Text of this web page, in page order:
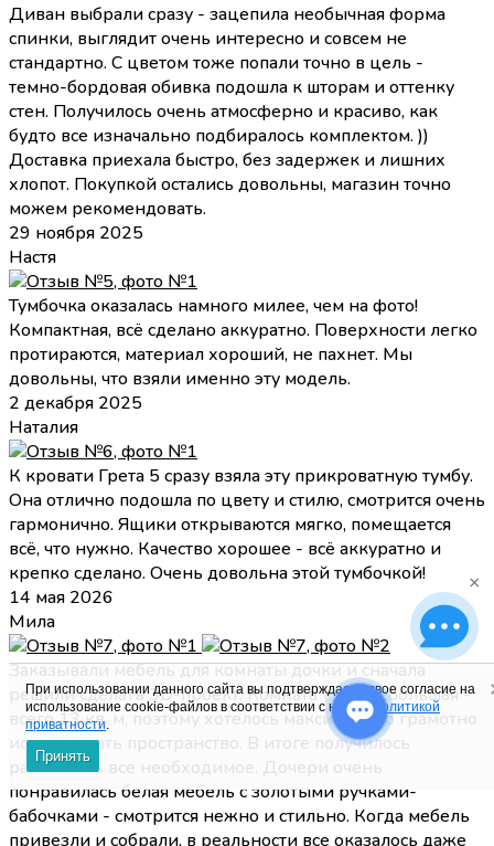
Диван выбрали сразу - зацепила необычная форма
спинки, выглядит очень интересно и совсем не
стандартно. С цветом тоже попали точно в цель -
темно-бордовая обивка подошла к шторам и оттенку
стен. Получилось очень атмосферно и красиво, как
будто все изначально подбиралось комплектом. ))
Доставка приехала быстро, без задержек и лишних
хлопот. Покупкой остались довольны, магазин точно
можем рекомендовать.
29 ноября 2025
Настя
Тумбочка оказалась намного милее, чем на фото!
Компактная, всё сделано аккуратно. Поверхности легко
протираются, материал хороший, не пахнет. Мы
довольны, что взяли именно эту модель.
2 декабря 2025
Наталия
К кровати Грета 5 сразу взяла эту прикроватную тумбу.
Она отлично подошла по цвету и стилю, смотрится очень
гармонично. Ящики открываются мягко, помещается
всё, что нужно. Качество хорошее - всё аккуратно и
крепко сделано. Очень довольна этой тумбочкой!
14 мая 2026
Мила
Заказывали мебель для комнаты дочки и сначала
решили сделать 3D-проект. Комната у нас небольшая -
всего 13 кв. м, поэтому хотелось максимально грамотно
использовать пространство. В итоге получилось
разместить все необходимое. Дочери очень
понравилась белая мебель с золотыми ручками-
бабочками - смотрится нежно и стильно. Когда мебель
привезли и собрали, в реальности все оказалось даже
При использовании данного сайта вы подтверждаете свое согласие на
использование cookie-файлов в соответствии с нашей политикой
приватности.
Принять
×